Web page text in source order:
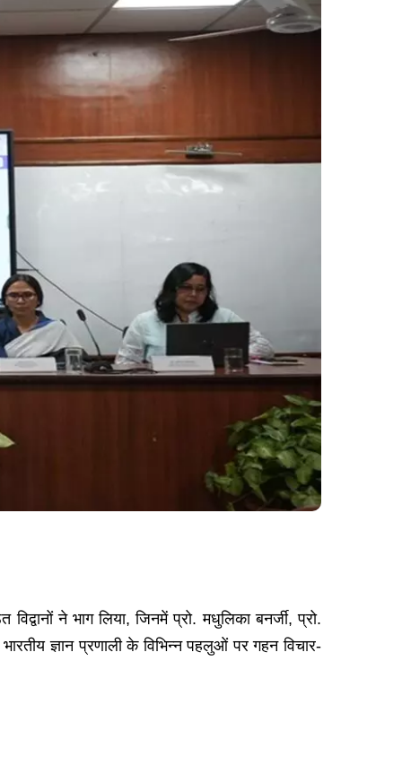
ने भाग लिया, जिनमें प्रो. मधुलिका बनर्जी, प्रो.
ज्ञान प्रणाली के विभिन्न पहलुओं पर गहन विचार-